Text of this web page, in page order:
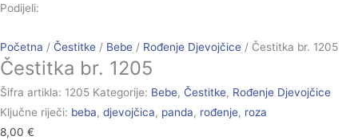
Podijeli:
Početna / Čestitke / Bebe / Rođenje Djevojčice / Čestitka br. 1205
Čestitka br. 1205
Šifra artikla: 1205 Kategorije: Bebe, Čestitke, Rođenje Djevojčice
Ključne riječi: beba, djevojčica, panda, rođenje, roza
8,00 €